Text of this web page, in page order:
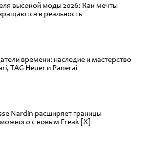
высокой моды 2026: Как мечты
в реальность
времени: наследие и мастерство
TAG Heuer и Panerai
Nardin расширяет границы
с новым Freak [X]